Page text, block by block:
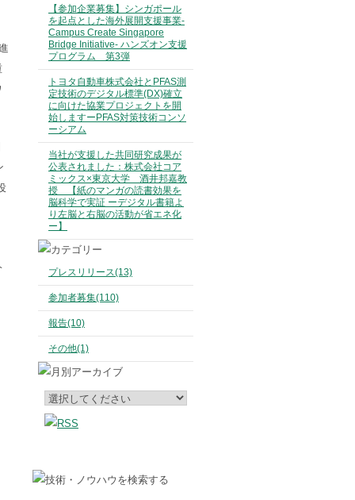
【参加企業募集】シンガポール
を起点とした海外展開支援事業-
Campus Create Singapore
Bridge Initiative- ハンズオン支援
プログラム 第3弾
トヨタ自動車株式会社とPFAS測
定技術のデジタル標準(DX)確立
に向けた協業プロジェクトを開
始しますーPFAS対策技術コンソ
ーシアム
当社が支援した共同研究成果が
公表されました：株式会社コア
ミックス×東京大学 酒井邦嘉教
授 【紙のマンガの読書効果を
脳科学で実証 ーデジタル書籍よ
り左脳と右脳の活動が省エネ化
ー】
プレスリリース(13)
参加者募集(110)
報告(10)
その他(1)